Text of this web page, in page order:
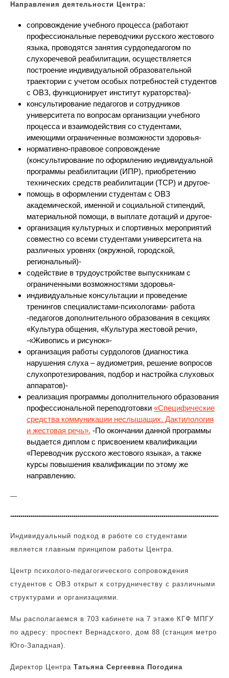
Направления деятельности Центра:
сопровождение учебного процесса (работают
профессиональные переводчики русского жестового
языка, проводятся занятия сурдопедагогом по
слухоречевой реабилитации, осуществляется
построение индивидуальной образовательной
траектории с учетом особых потребностей студентов
с ОВЗ, функционирует институт кураторства)-
консультирование педагогов и сотрудников
университета по вопросам организации учебного
процесса и взаимодействия со студентами,
имеющими ограниченные возможности здоровья-
нормативно-правовое сопровождение
(консультирование по оформлению индивидуальной
программы реабилитации (ИПР), приобретению
технических средств реабилитации (ТСР) и другое-
помощь в оформлении студентам с ОВЗ
академической, именной и социальной стипендий,
материальной помощи, в выплате дотаций и другое-
организация культурных и спортивных мероприятий
совместно со всеми студентами университета на
различных уровнях (окружной, городской,
региональный)-
содействие в трудоустройстве выпускникам с
ограниченными возможностями здоровья-
индивидуальные консультации и проведение
тренингов специалистами-психологами- работа
-педагогов дополнительного образования в секциях
«Культура общения, «Культура жестовой речи»,
-«Живопись и рисунок»-
организация работы сурдологов (диагностика
нарушения слуха – аудиометрия, решение вопросов
слухопротезирования, подбор и настройка слуховых
аппаратов)-
реализация программы дополнительного образования
профессиональной переподготовки «Специфические
средства коммуникации неслышащих. Дактилология
и жестовая речь». -По окончании данной программы
выдается диплом с присвоением квалификации
«Переводчик русского жестового языка», а также
курсы повышения квалификации по этому же
направлению.
—
Индивидуальный подход в работе со студентами
является главным принципом работы Центра.
Центр психолого-педагогического сопровождения
студентов с ОВЗ открыт к сотрудничеству с различными
структурами и организациями.
Мы располагаемся в 703 кабинете на 7 этаже КГФ МПГУ
по адресу: проспект Вернадского, дом 88 (станция метро
Юго-Западная).
Директор Центра Татьяна Сергеевна Погодина